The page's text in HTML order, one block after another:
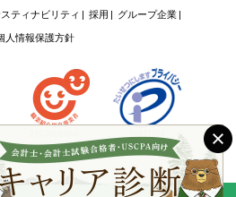
ティナビリティ 採用 グループ企業
人情報保護方針